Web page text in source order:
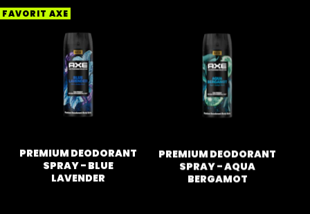
FAVORIT AXE
PREMIUM DEODORANT
SPRAY - BLUE
LAVENDER
PREMIUM DEODORANT
SPRAY - AQUA
BERGAMOT